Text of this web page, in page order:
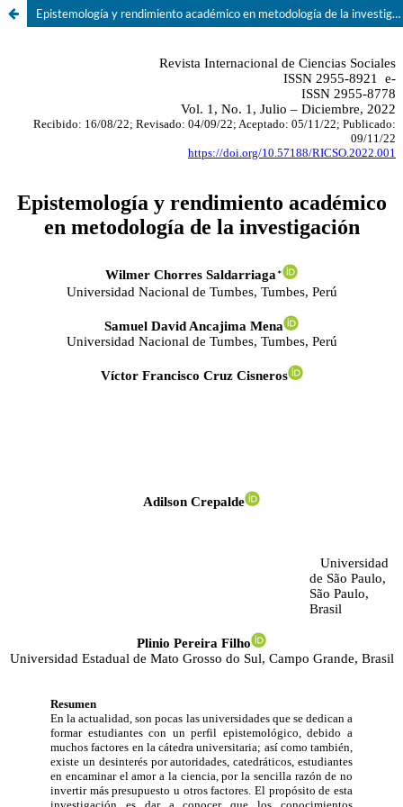
Epistemología y rendimiento académico en metodología de la investigación